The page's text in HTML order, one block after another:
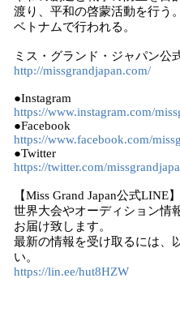
渡り、平和の啓蒙活動を行う
ベトナムで行われる。
ミス・グランド・ジャパン公
http://missgrandjapan.com/
●Instagram
https://www.instagram.com/
●Facebook
https://www.facebook.com/
●Twitter
https://twitter.com/
【Miss Grand Japan公式LINE】
世界大会やオーディション情
お届け致します。
最新の情報を受け取るには、
い。
https://lin.ee/hut8HZW